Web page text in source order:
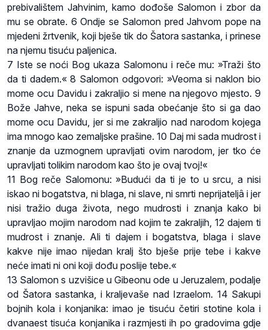
prebivalištem Jahvinim, kamo dođoše Salomon i zbor da
mu se obrate. 6 Ondje se Salomon pred Jahvom pope na
mjedeni žrtvenik, koji bješe tik do Šatora sastanka, i prinese
na njemu tisuću paljenica.
7 Iste se noći Bog ukaza Salomonu i reče mu: »Traži što
da ti dadem.« 8 Salomon odgovori: »Veoma si naklon bio
mome ocu Davidu i zakraljio si mene na njegovo mjesto. 9
Bože Jahve, neka se ispuni sada obećanje što si ga dao
mome ocu Davidu, jer si me zakraljio nad narodom kojega
ima mnogo kao zemaljske prašine. 10 Daj mi sada mudrost i
znanje da uzmognem upravljati ovim narodom, jer tko će
upravljati tolikim narodom kao što je ovaj tvoj!«
11 Bog reče Salomonu: »Budući da ti je to u srcu, a nisi
iskao ni bogatstva, ni blaga, ni slave, ni smrti neprijateljâ i jer
nisi tražio duga života, nego mudrosti i znanja kako bi
upravljao mojim narodom nad kojim te zakraljih, 12 dajem ti
mudrost i znanje. Ali ti dajem i bogatstva, blaga i slave
kakve nije imao nijedan kralj što bješe prije tebe i kakve
neće imati ni oni koji dođu poslije tebe.«
13 Salomon s uzvišice u Gibeonu ode u Jeruzalem, podalje
od Šatora sastanka, i kraljevaše nad Izraelom. 14 Sakupi
bojnih kola i konjanika: imao je tisuću četiri stotine kola i
dvanaest tisuća konjanika i razmjesti ih po gradovima gdje